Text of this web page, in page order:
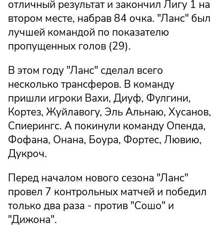
отличный результат и закончил Лигу 1 на
втором месте, набрав 84 очка. "Ланс" был
лучшей командой по показателю
пропущенных голов (29).
В этом году "Ланс" сделал всего
несколько трансферов. В команду
пришли игроки Вахи, Диуф, Фулгини,
Кортез, Жуйлавогу, Эль Альнаю, Хусанов,
Спиерингс. А покинули команду Опенда,
Фофана, Онана, Боура, Фортес, Лювию,
Дукроч.
Перед началом нового сезона "Ланс"
провел 7 контрольных матчей и победил
только два раза - против "Сошо" и
"Дижона".